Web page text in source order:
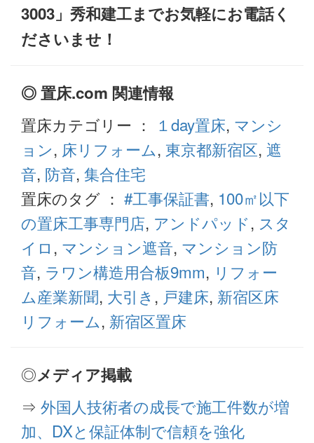
3003」秀和建工までお気軽にお電話く
ださいませ！
◎ 置床.com 関連情報
置床カテゴリー ：
１day置床, マンシ
ョン, 床リフォーム, 東京都新宿区, 遮
音, 防音, 集合住宅
置床のタグ ： #工事保証書, 100㎡以下
の置床工事専門店, アンドパッド, スタ
イロ , マンション遮音, マンション防
音, ラワン構造用合板9mm, リフォー
ム産業新聞, 大引き , 戸建床, 新宿区床
リフォーム, 新宿区置床
◎メディア掲載
⇒ 外国人技術者の成長で施工件数が増
加、DXと保証体制で信頼を強化